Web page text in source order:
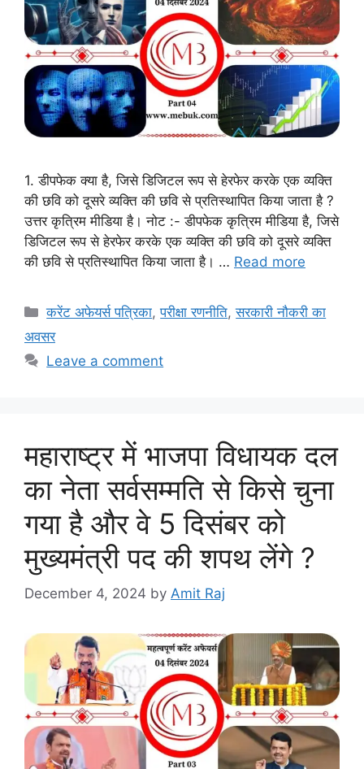
1. डीपफेक क्‍या है, जिसे डिजिटल रूप से हेरफेर करके एक व्यक्ति
की छवि को दूसरे व्यक्ति की छवि से प्रतिस्थापित किया जाता है ?
उत्तर कृत्रिम मीडिया है। नोट :- डीपफेक कृत्रिम मीडिया है, जिसे
डिजिटल रूप से हेरफेर करके एक व्यक्ति की छवि को दूसरे व्यक्ति
की छवि से प्रतिस्थापित किया जाता है। … Read more
Categories
करेंट अफेयर्स पत्रिका,परीक्षा रणनीति,सरकारी नौकरी का
अवसर
Leave a comment
महाराष्ट्र में भाजपा विधायक दल
का नेता सर्वसम्मति से किसे चुना
गया है और वे 5 दिसंबर को
मुख्यमंत्री पद की शपथ लेंगे ?
December 4, 2024 by Amit Raj